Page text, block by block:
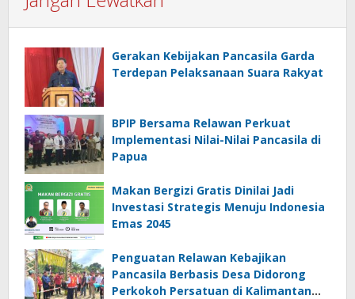
Gerakan Kebijakan Pancasila Garda
Terdepan Pelaksanaan Suara Rakyat
BPIP Bersama Relawan Perkuat
Implementasi Nilai-Nilai Pancasila di
Papua
Makan Bergizi Gratis Dinilai Jadi
Investasi Strategis Menuju Indonesia
Emas 2045
Penguatan Relawan Kebajikan
Pancasila Berbasis Desa Didorong
Perkokoh Persatuan di Kalimantan